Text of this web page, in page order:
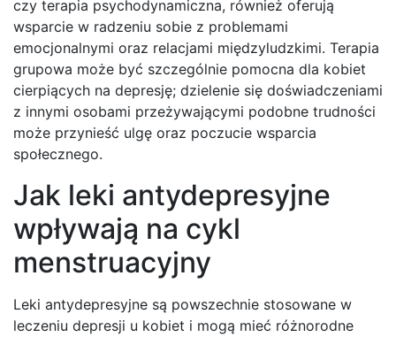
czy terapia psychodynamiczna, również oferują
wsparcie w radzeniu sobie z problemami
emocjonalnymi oraz relacjami międzyludzkimi. Terapia
grupowa może być szczególnie pomocna dla kobiet
cierpiących na depresję; dzielenie się doświadczeniami
z innymi osobami przeżywającymi podobne trudności
może przynieść ulgę oraz poczucie wsparcia
społecznego.
Jak leki antydepresyjne
wpływają na cykl
menstruacyjny
Leki antydepresyjne są powszechnie stosowane w
leczeniu depresji u kobiet i mogą mieć różnorodne